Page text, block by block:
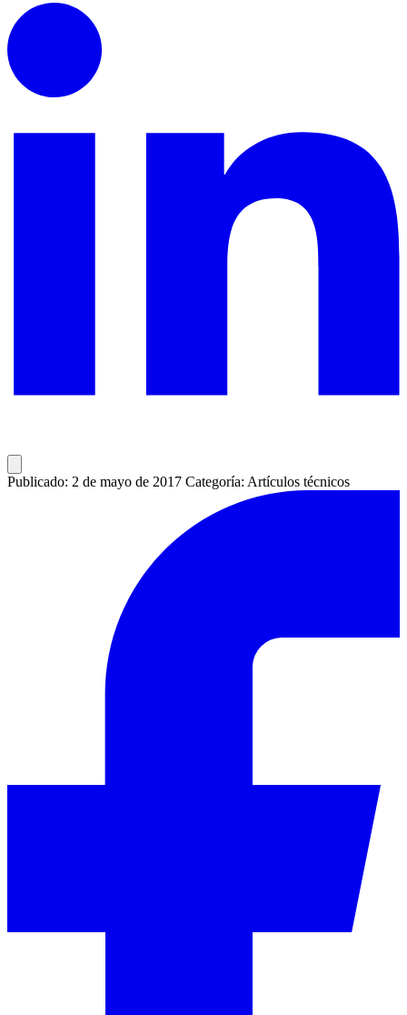
Publicado: 2 de mayo de 2017 Categoría: Artículos técnicos